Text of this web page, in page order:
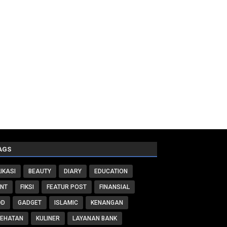
BEAUTY DIARY EDUCATION
FIKSI FEATUR POST FINANSIAL
GADGET ISLAMIC KENANGAN
KULINER LAYANAN BANK